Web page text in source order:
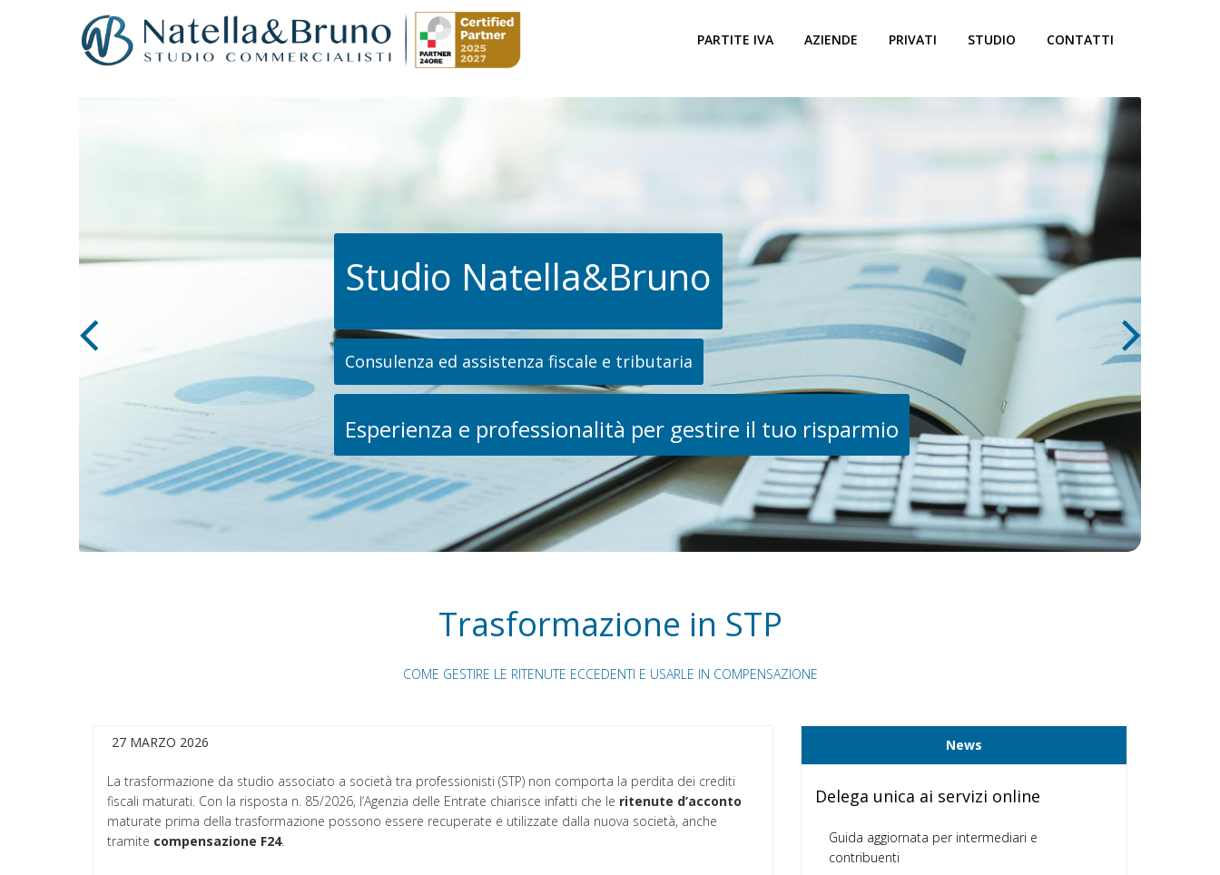
CONTATTI
STUDIO
PRIVATI
AZIENDE
PARTITE IVA
Studio Natella&Bruno
Consulenza ed assistenza fiscale e tributaria
Esperienza e professionalità per gestire il tuo risparmio
Trasformazione in STP
COME GESTIRE LE RITENUTE ECCEDENTI E USARLE IN COMPENSAZIONE
27 MARZO 2026
La trasformazione da studio associato a società tra professionisti (STP) non comporta la perdita dei crediti
fiscali maturati. Con la risposta n. 85/2026, l’Agenzia delle Entrate chiarisce infatti che le ritenute d’acconto
maturate prima della trasformazione possono essere recuperate e utilizzate dalla nuova società, anche
tramite compensazione F24.
News
Delega unica ai servizi online
Guida aggiornata per intermediari e
contribuenti